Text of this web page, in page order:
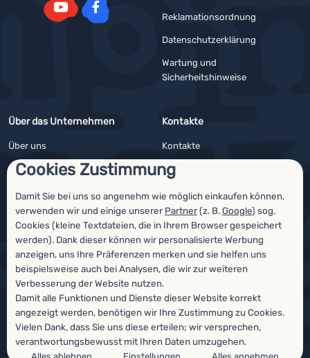
Cookies Zustimmung
Damit Sie bei uns so angenehm wie möglich einkaufen können,
verwenden wir und einige unserer Partner(z. B.Google) sog.
Cookies (kleine Textdateien, die in Ihrem Browser gespeichert
werden). Dank dieser können wir personalisierte Werbung
anzeigen, uns Ihre Präferenzen merken und sie helfen uns
beispielsweise auch bei Analysen, die wir zur weiteren
Verbesserung der Website nutzen.
Damit alle Funktionen und Dienste dieser Website korrekt
angezeigt werden, benötigen wir Ihre Zustimmung zu Cookies.
Vielen Dank, dass Sie uns diese erteilen; wir versprechen,
verantwortungsbewusst mit Ihren Daten umzugehen.
Reklamationsordnung
Datenschutzerklärung
Wartung und
Sicherheitshinweise
Über das Unternehmen
Über uns
Impressum
4camping4nature
Unsere Tester
Kontakte
Kontakte
Angebote für Firmen und Vereine
Newsletter
Auszeichnungen